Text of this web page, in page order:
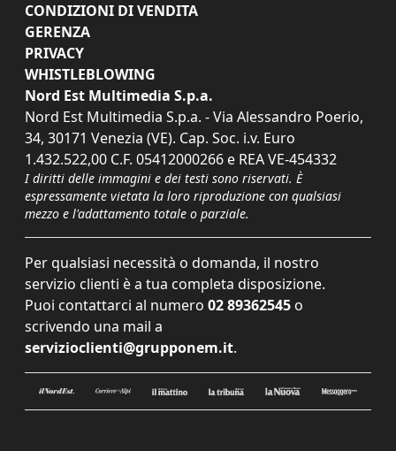
CONDIZIONI DI VENDITA
GERENZA
PRIVACY
WHISTLEBLOWING
Nord Est Multimedia S.p.a.
Nord Est Multimedia S.p.a. - Via Alessandro Poerio,
34, 30171 Venezia (VE). Cap. Soc. i.v. Euro
1.432.522,00 C.F. 05412000266 e REA VE-454332
I diritti delle immagini e dei testi sono riservati. È
espressamente vietata la loro riproduzione con qualsiasi
mezzo e l'adattamento totale o parziale.
Per qualsiasi necessità o domanda, il nostro
servizio clienti è a tua completa disposizione.
Puoi contattarci al numero 02 89362545 o
scrivendo una mail a
servizioclienti@grupponem.it.